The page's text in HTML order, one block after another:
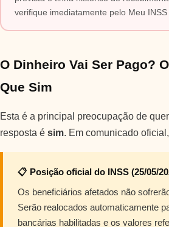
verifique imediatamente pelo Meu INSS
O Dinheiro Vai Ser Pago?
Que Sim
Esta é a principal preocupação de
resposta é sim. Em comunicado
📋 Posição oficial do INSS (25/05/
Os beneficiários afetados não
Serão realocados automaticamente
bancárias habilitadas e os valores